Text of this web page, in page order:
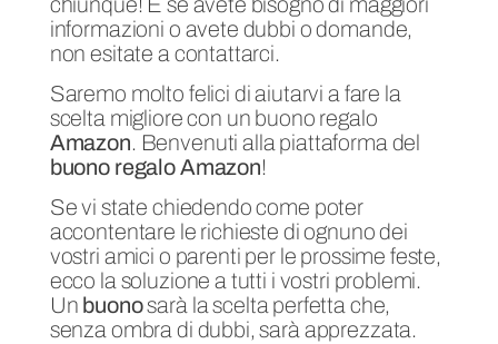
informazioni o avete dubbi o domande,
non esitate a contattarci.
Saremo molto felici di aiutarvi a fare la
scelta migliore con un buono regalo
Amazon. Benvenuti alla piattaforma del
buono regalo Amazon!
Se vi state chiedendo come poter
accontentare le richieste di ognuno dei
vostri amici o parenti per le prossime feste,
ecco la soluzione a tutti i vostri problemi.
Un buonosarà la scelta perfetta che,
senza ombra di dubbi, sarà apprezzata.